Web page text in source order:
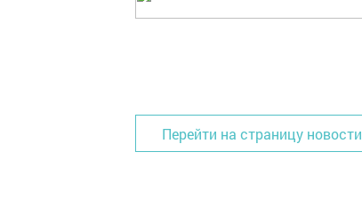
Перейти на страницу новости